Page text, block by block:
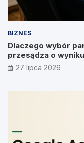
BIZNES
Dlaczego wybór
przesądza o
Prymakowskim,
27 lipca 2026